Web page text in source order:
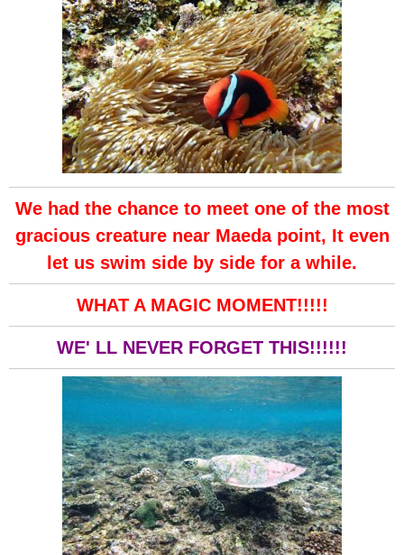
We had the chance to meet one of the most
gracious creature near Maeda point, It even
let us swim side by side for a while.
WHAT A MAGIC MOMENT!!!!!
WE' LL NEVER FORGET THIS!!!!!!